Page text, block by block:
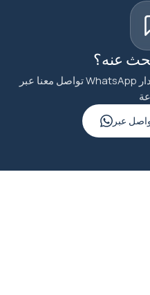
عنه؟
تواصل معنا عبر WhatsApp لتخطيط خاص بك، نحن هنا على مدار